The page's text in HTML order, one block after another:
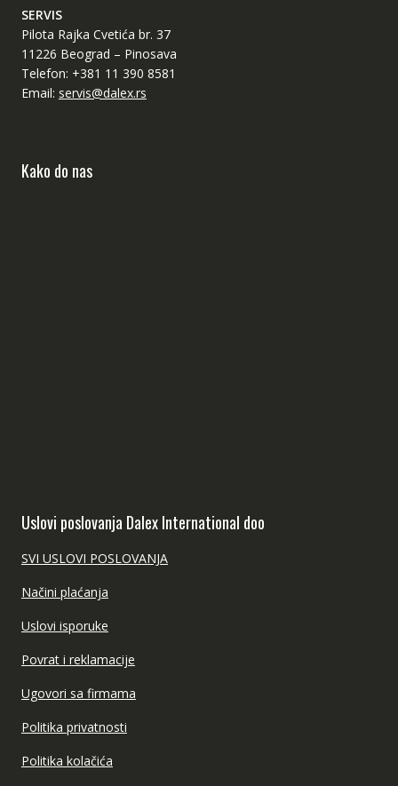
SERVIS
Pilota Rajka Cvetića br. 37
11226 Beograd – Pinosava
Telefon: +381 11 390 8581
Email: servis@dalex.rs
Kako do nas
Uslovi poslovanja Dalex International doo
SVI USLOVI POSLOVANJA
Načini plaćanja
Uslovi isporuke
Povrat i reklamacije
Ugovori sa firmama
Politika privatnosti
Politika kolačića